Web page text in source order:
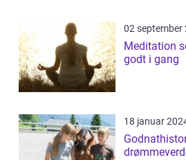
02 september
Meditation
godt i gang
18 januar